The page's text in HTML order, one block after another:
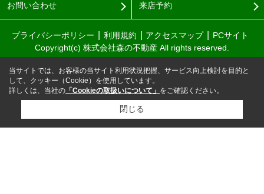
お問い合わせ 来店予約
プライバシーポリシー 利用規約 アクセスマップ
PCサイト
Copyright(c) 株式会社森の不動産 All rights reserved.
当サイトでは、お客様の当サイト利用状況把握、サービス向上検討を目的と
して、クッキー（Cookie）を使用しています。
詳しくは、当社の 「Cookieの取扱いについて」 をご確認ください。
閉じる